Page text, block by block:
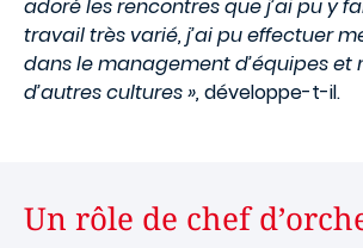
adoré les rencontres que j’ai pu y
travail très varié, j’ai pu effectuer
dans le management d’équipes et
d’autres cultures », développe-t-il.
Un rôle de chef